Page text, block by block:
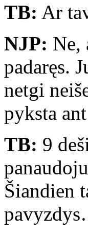
TB: Ar
NJP: Ne,
padaręs.
netgi
pyksta
TB: 9
Šiandien